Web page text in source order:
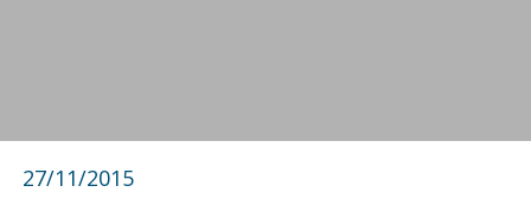
27/11/2015